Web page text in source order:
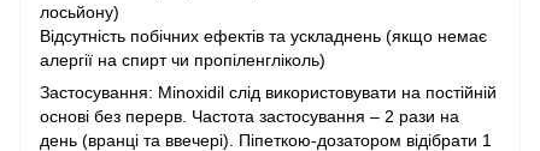
лосьйону)
Відсутність побічних ефектів та ускладнень (якщо немає
алергії на спирт чи пропіленгліколь)
Застосування: Minoxidil слід використовувати на постійній
основі без перерв. Частота застосування – 2 рази на
день (вранці та ввечері). Піпеткою-дозатором відібрати 1